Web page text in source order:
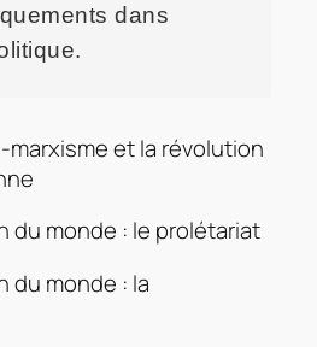
dans
marxisme et la révolution
du monde : le prolétariat
du monde : la